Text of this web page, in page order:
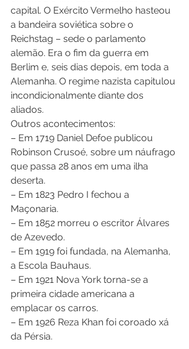
capital. O Exército Vermelho hasteou
a bandeira soviética sobre o
Reichstag – sede o parlamento
alemão. Era o fim da guerra em
Berlim e, seis dias depois, em toda a
Alemanha. O regime nazista capitulou
incondicionalmente diante dos
aliados.
Outros acontecimentos:
– Em 1719 Daniel Defoe publicou
Robinson Crusoé, sobre um náufrago
que passa 28 anos em uma ilha
deserta.
– Em 1823 Pedro I fechou a
Maçonaria.
– Em 1852 morreu o escritor Álvares
de Azevedo.
– Em 1919 foi fundada, na Alemanha,
a Escola Bauhaus.
– Em 1921 Nova York torna-se a
primeira cidade americana a
emplacar os carros.
– Em 1926 Reza Khan foi coroado xá
da Pérsia.